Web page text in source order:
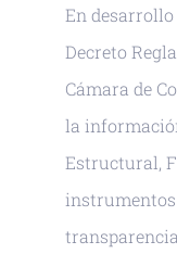
En desarrollo
Decreto
Cámara de
la
Estructural,